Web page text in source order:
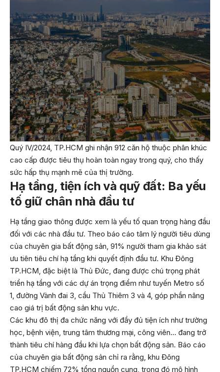
Quý IV/2024, TP.HCM ghi nhận 912 căn hộ thuộc phân khúc
cao cấp được tiêu thụ hoàn toàn ngay trong quý, cho thấy
sức hấp thụ mạnh mẽ của thị trường.
Hạ tầng, tiện ích và quỹ đất: Ba yếu
tố giữ chân nhà đầu tư
Hạ tầng giao thông được xem là yếu tố quan trọng hàng đầu
đối với các nhà đầu tư. Theo báo cáo tâm lý người tiêu dùng
của chuyên gia bất động sản, 91% người tham gia khảo sát
ưu tiên tiêu chí hạ tầng khi quyết định đầu tư. Khu Đông
TP.HCM, đặc biệt là Thủ Đức, đang được chú trọng phát
triển hạ tầng với các dự án trọng điểm như tuyến Metro số
1, đường Vành đai 3, cầu Thủ Thiêm 3 và 4, góp phần nâng
cao giá trị bất động sản khu vực.
Các khu đô thị đa chức năng với đầy đủ tiện ích như trường
học, bệnh viện, trung tâm thương mại, công viên… đang trở
thành tiêu chí hàng đầu khi lựa chọn bất động sản. Báo cáo
của chuyên gia bất động sản chỉ ra rằng, khu Đông
TP.HCM chiếm 72% tổng nguồn cung, trong đó mô hình